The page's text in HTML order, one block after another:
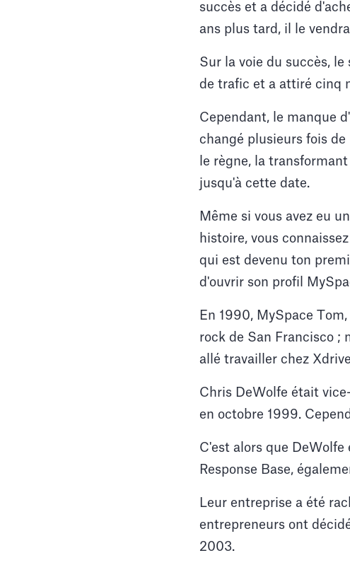
succès et a décidé
ans plus tard, il le
Sur la voie du succès,
de trafic et a attiré cinq
Cependant, le manque
changé plusieurs fois
le règne, la
jusqu'à cette date.
Même si vous avez eu
histoire, vous
qui est devenu ton
d'ouvrir son profil
En 1990, MySpace
rock de San Francisco ;
allé travailler chez
Chris DeWolfe était
en octobre 1999.
C'est alors que
Response Base,
Leur entreprise a été
entrepreneurs ont
2003.